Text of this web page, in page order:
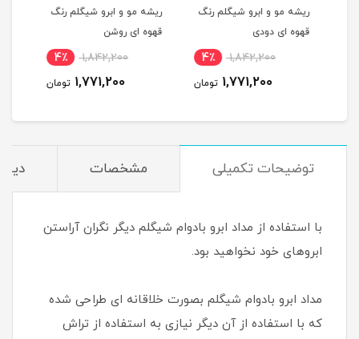
ریشه مو و ابرو شیگلم رنگ
قهوه ای دودی
1,842,200 4٪
1,771,200 تومان
ریشه مو و ابرو شیگلم رنگ
قهوه ای روشن
1,842,200 4٪
1,771,200 تومان
توضیحات تکمیلی مشخصات
با استفاده از مداد ابرو بادوام شیگلم دیگر نگران آراستن
ابروهای خود نخواهید بود.
مداد ابرو بادوام شیگلم بصورت خلاقانه ای طراحی شده
که با استفاده از آن دیگر نیازی به استفاده از تراش